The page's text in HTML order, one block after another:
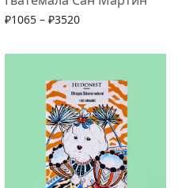
₽1065 – ₽3520